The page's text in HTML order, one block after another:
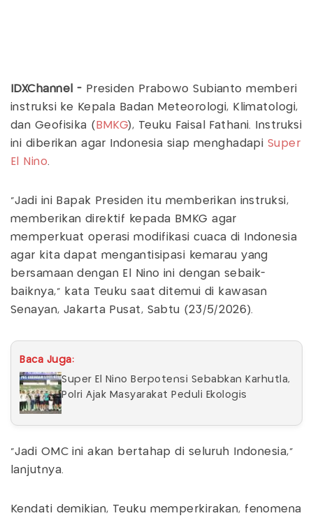
IDXChannel - Presiden Prabowo Subianto memberi
instruksi ke Kepala Badan Meteorologi, Klimatologi,
dan Geofisika ( BMKG), Teuku Faisal Fathani. Instruksi
ini diberikan agar Indonesia siap menghadapi Super
El Nino.
"Jadi ini Bapak Presiden itu memberikan instruksi,
memberikan direktif kepada BMKG agar
memperkuat operasi modifikasi cuaca di Indonesia
agar kita dapat mengantisipasi kemarau yang
bersamaan dengan El Nino ini dengan sebaik-
baiknya," kata Teuku saat ditemui di kawasan
Senayan, Jakarta Pusat, Sabtu (23/5/2026).
Baca Juga:
Super El Nino Berpotensi Sebabkan Karhutla,
Polri Ajak Masyarakat Peduli Ekologis
"Jadi OMC ini akan bertahap di seluruh Indonesia,"
lanjutnya.
Kendati demikian, Teuku memperkirakan, fenomena